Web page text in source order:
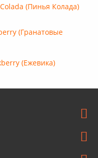
(Пинья Колада)
(Гранатовые
(Ежевика)